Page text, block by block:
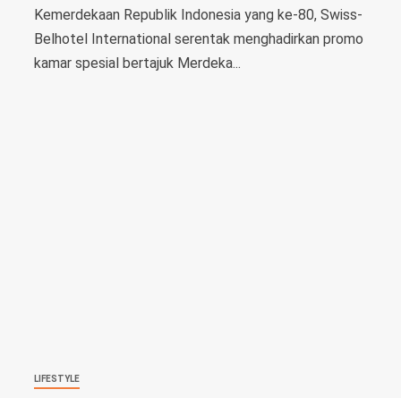
Kemerdekaan Republik Indonesia yang ke-80, Swiss-
Belhotel International serentak menghadirkan promo
kamar spesial bertajuk Merdeka...
LIFESTYLE